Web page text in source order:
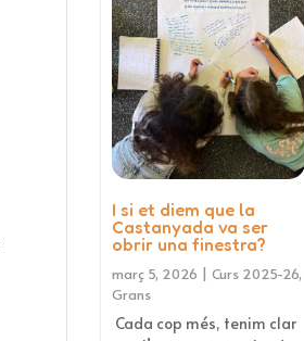
I si et diem que la
Castanyada va ser
obrir una finestra?
març 5, 2026 |Curs 2025-26,
Grans
Cada cop més, tenim clar